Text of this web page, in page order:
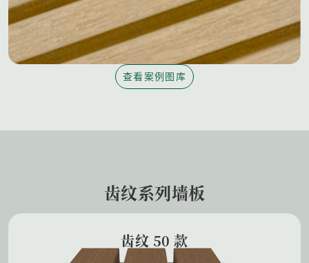
查看案例图库
齿纹系列墙板
齿纹 50 款